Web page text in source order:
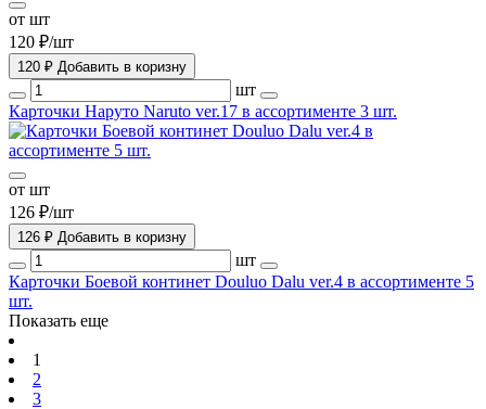
от шт
120 ₽/шт
120 ₽ Добавить в коризну
шт
Карточки Наруто Naruto ver.17 в ассортименте 3 шт.
от шт
126 ₽/шт
126 ₽ Добавить в коризну
шт
Карточки Боевой континет Douluo Dalu ver.4 в ассортименте 5
шт.
Показать еще
1
2
3